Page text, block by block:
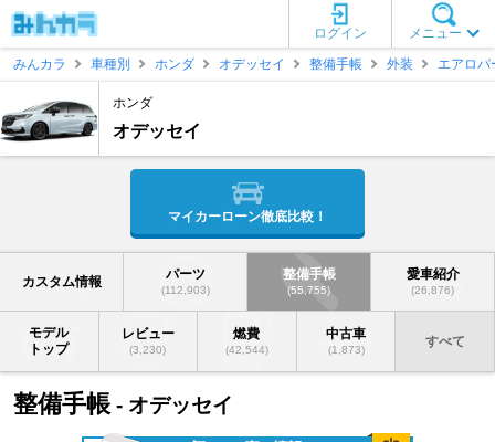
メニュー
ログイン
みんカラ
車種別 ホンダ オデッセイ 整備手帳 外装 エアロパ
ホンダ
オデッセイ
マイカーローン徹底比較！
カスタム情報 パーツ
(112,903)
整備手帳
(55,755)
愛車紹介
(26,876)
モデル
トップ
レビュー
(3,230)
燃費
(42,544)
中古車
(1,873)
すべて
整備手帳 - オデッセイ